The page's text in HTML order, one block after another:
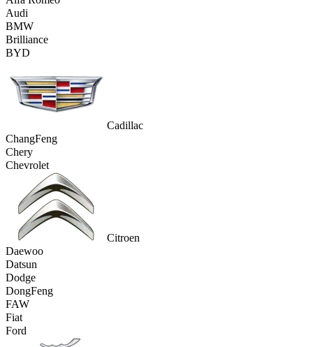
Audi
BMW
Brilliance
BYD
Cadillac
ChangFeng
Chery
Chevrolet
Citroen
Daewoo
Datsun
Dodge
DongFeng
FAW
Fiat
Ford